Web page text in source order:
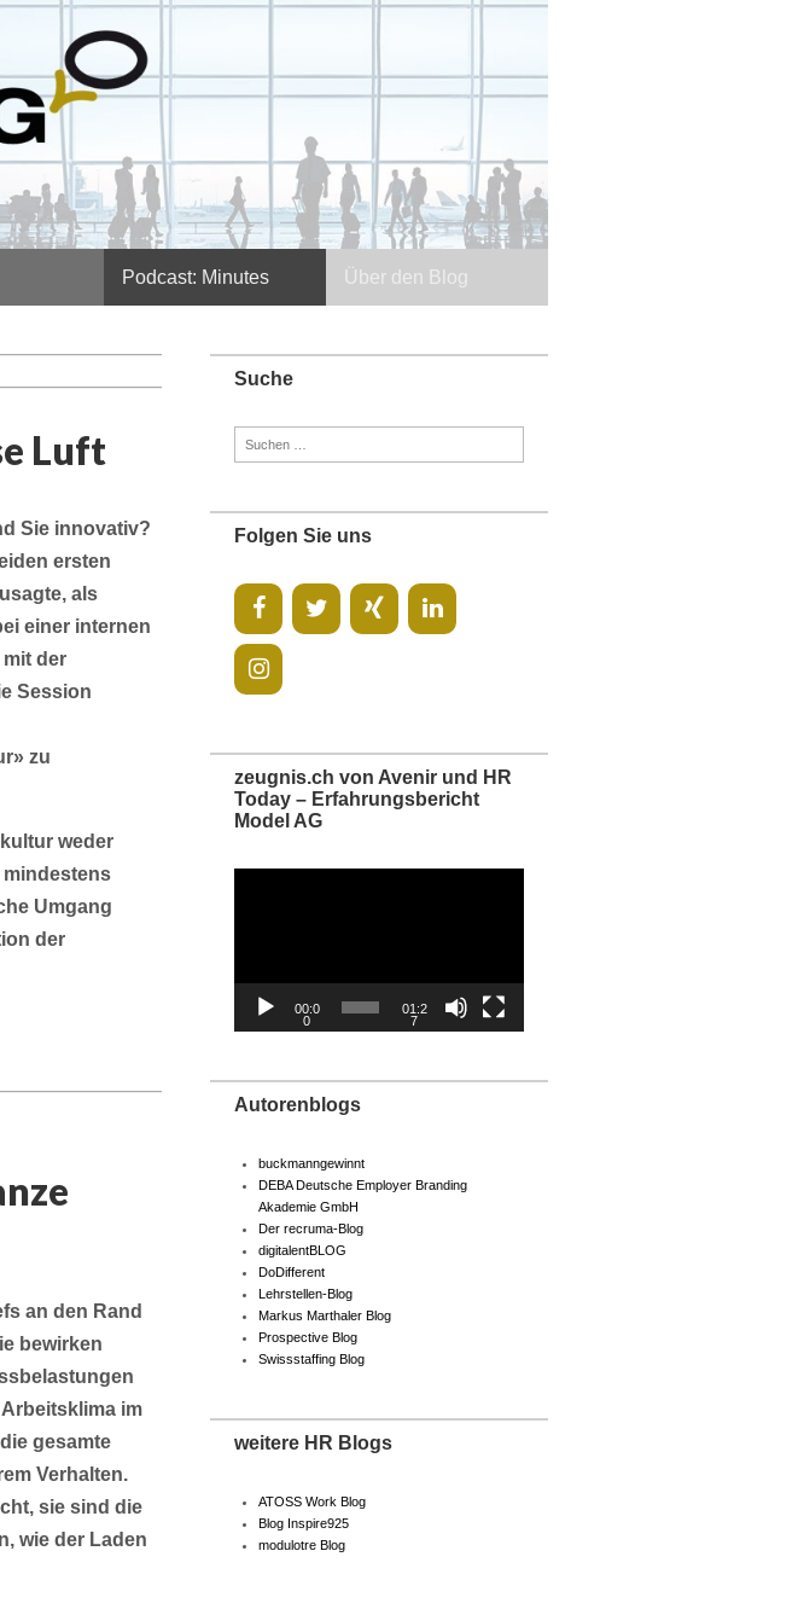
Podcast: Minutes Über den Blog
Luft
Sie innovativ?
ersten
als
einer internen
der
Session
zu
weder
Umgang
der
an den Rand
bewirken
im
gesamte
Verhalten.
sie sind die
wie der Laden
Suche
Folgen Sie uns
zeugnis.ch von Avenir und HR
Today – Erfahrungsbericht
Model AG
00:0
0
01:2
7
Autorenblogs
buckmanngewinnt
DEBA Deutsche Employer Branding
Akademie GmbH
Der recruma-Blog
digitalentBLOG
DoDifferent
Lehrstellen-Blog
Markus Marthaler Blog
Prospective Blog
Swissstaffing Blog
weitere HR Blogs
ATOSS Work Blog
Blog Inspire925
modulotre Blog